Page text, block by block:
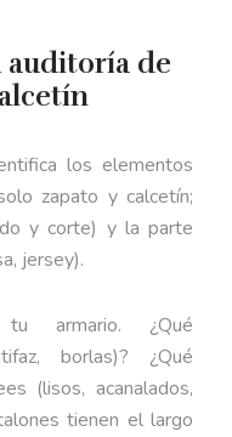
auditoría de
los elementos
zapato y calcetín;
y corte) y la parte
jersey).
armario. ¿Qué
borlas)? ¿Qué
(lisos, acanalados,
tienen el largo